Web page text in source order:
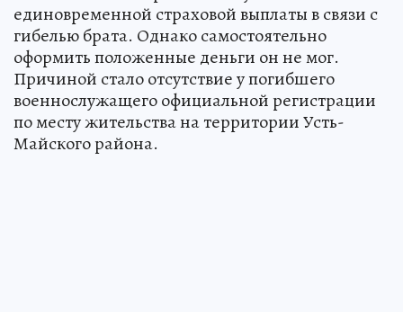
единовременной страховой выплаты в связи с
гибелью брата. Однако самостоятельно
оформить положенные деньги он не мог.
Причиной стало отсутствие у погибшего
военнослужащего официальной регистрации
по месту жительства на территории Усть-
Майского района.